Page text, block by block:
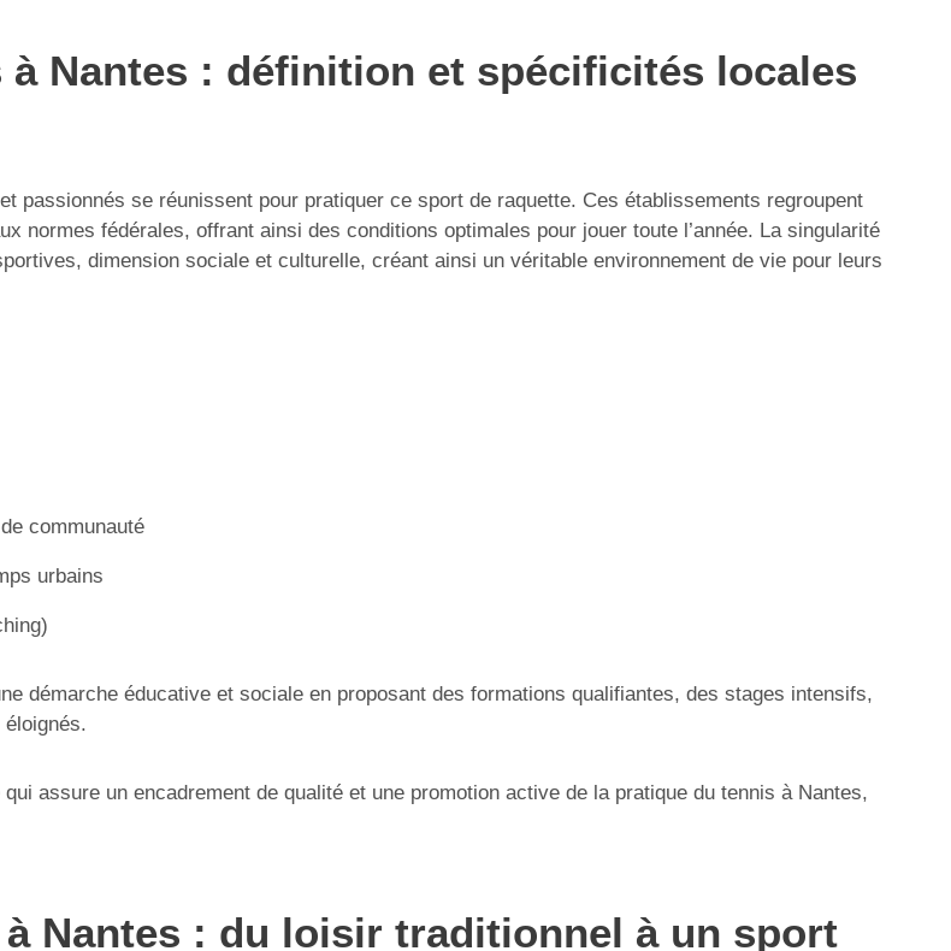
à Nantes : définition et spécificités locales
passionnés se réunissent pour pratiquer ce sport de raquette. Ces établissements regroupent
normes fédérales, offrant ainsi des conditions optimales pour jouer toute l’année. La singularité
dimension sociale et culturelle, créant ainsi un véritable environnement de vie pour leurs
communauté
urbains
démarche éducative et sociale en proposant des formations qualifiantes, des stages intensifs,
assure un encadrement de qualité et une promotion active de la pratique du tennis à Nantes,
Nantes : du loisir traditionnel à un sport